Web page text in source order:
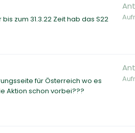
zum 31.3.22 Zeit hab das S22
für Österreich wo es
Aktion schon vorbei???